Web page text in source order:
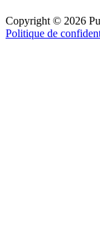
Copyright © 2026
Politique de